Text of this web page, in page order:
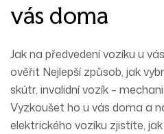
vás doma
Jak na předvedení vozíku u
ověřit Nejlepší způsob, jak
skútr, invalidní vozík –
Vyzkoušet ho u vás doma a
elektrického vozíku zjistíte,